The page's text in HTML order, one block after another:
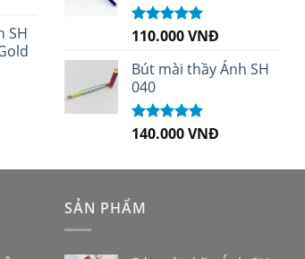
SH
Được xếp
sao
110.000VNĐ
Bút mài thầy Ánh SH
040
Được xếp
140.000VNĐ
SẢN PHẨM